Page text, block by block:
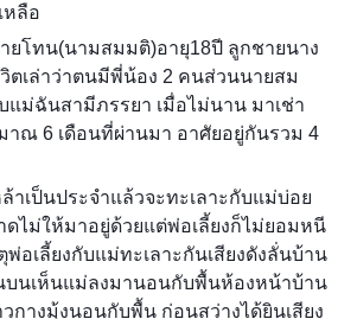
หลือ
ยโทน(นามสมมติ)อายุ18ปี ลูกชายนาง
ตเล่าว่าตนมีพี่น้อง 2 คนส่วนนายสม
ม่ฉันสามีภรรยา เมื่อไม่นาน มาเช่า
าณ 6 เดือนที่ผ่านมา อาศัยอยู่กันรวม 4
าเป็นประจำแล้วจะทะเลาะกับแม่บ่อย
ไม่ให้มาอยู่ด้วยแต่พ่อเลี้ยงก็ไม่ยอมหนี
พ่อเลี้ยงกับแม่ทะเลาะกันเสียงดังลั่นบ้าน
นเห็นแม่ลงมานอนกับพื้นห้องหน้าบ้าน
กางมุ้งนอนกับพื้น ก่อนสว่างได้ยินเสียง